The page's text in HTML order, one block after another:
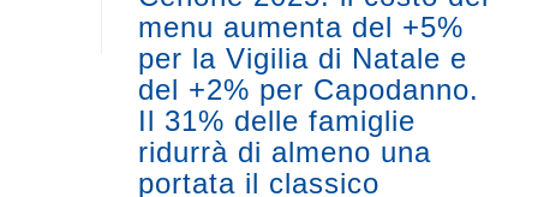
menu aumenta del +5%
per la Vigilia di Natale e
del +2% per Capodanno.
Il 31% delle famiglie
ridurrà di almeno una
portata il classico